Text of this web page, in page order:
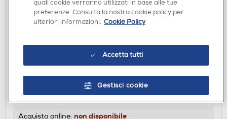
HOMEDICS - ARM-910WT-WW
DISPONIBILE SOLO IN NEGOZIO
Acquisto online: non disponibile
quali cookie verranno utilizzati in base alle tue
preferenze. Consulta la nostra cookie policy per
ulteriori informazioni. Cookie Policy
Accetta tutti
Gestisci cookie